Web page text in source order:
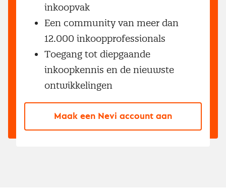
inkoopvak
Een community van meer dan
12.000 inkoopprofessionals
Toegang tot diepgaande
inkoopkennis en de nieuwste
ontwikkelingen
Maak een Nevi account aan